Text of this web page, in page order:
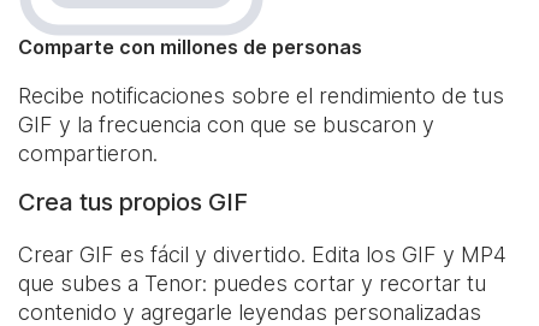
Comparte con millones de personas
Recibe notificaciones sobre el rendimiento de tus
GIF y la frecuencia con que se buscaron y
compartieron.
Crea tus propios GIF
Crear GIF es fácil y divertido. Edita los GIF y MP4
que subes a Tenor: puedes cortar y recortar tu
contenido y agregarle leyendas personalizadas